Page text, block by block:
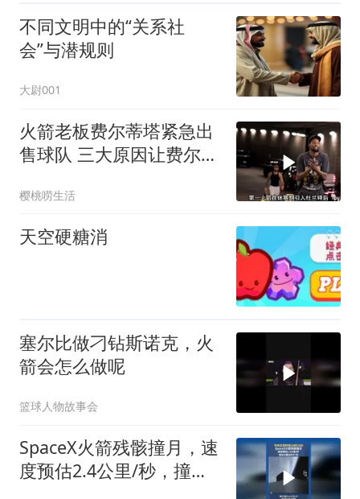
不同文明中的“关系社
会”与潜规则
大尉001
火箭老板费尔蒂塔紧急出
售球队 三大原因让费尔蒂
樱桃唠生活
天空硬糖消
塞尔比做刁钻斯诺克，火
箭会怎么做呢
篮球人物故事会
SpaceX火箭残骸撞月，速
度预估2.4公里/秒，撞击